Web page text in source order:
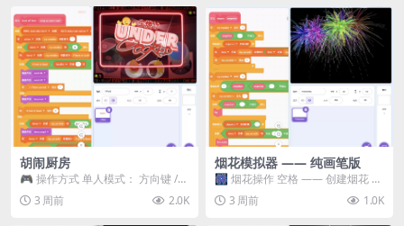
胡闹厨房
🎮 操作方式 单人模式： 方向键 /
WASD —— 移动 Z / K —— 抓...
3 周前 2.0K
烟花模拟器 —— 纯画笔版
🎆 烟花操作 空格 —— 创建烟花 1
~ 3 —— 切换烟花类型 普通烟花
嘶...3 周前 1.0K